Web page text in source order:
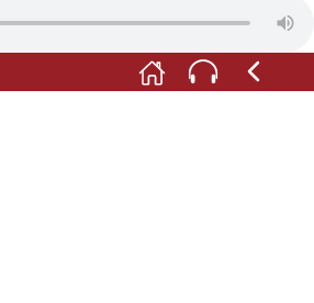
kaufen und es
setzte ein starker Handel mit
ein. Markneukirchen wurde zum